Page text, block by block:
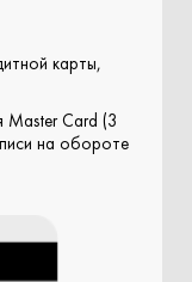
карты,
Master Card (3
на обороте